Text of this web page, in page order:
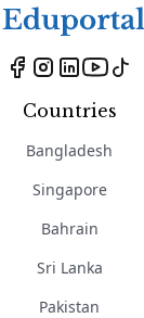
Countries
Bangladesh
Singapore
Bahrain
Sri Lanka
Pakistan